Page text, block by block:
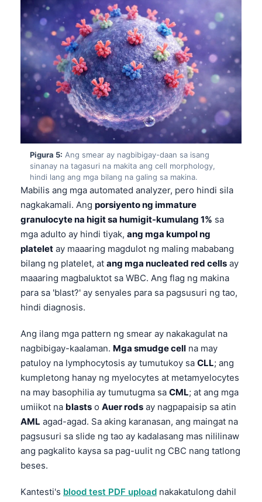
Pigura 5: Ang smear ay nagbibigay-daan sa isang
sinanay na tagasuri na makita ang cell morphology,
hindi lang ang mga bilang na galing sa makina.
Mabilis ang mga automated analyzer, pero hindi sila
nagkakamali. Ang porsiyento ng immature
granulocyte na higit sa humigit-kumulang 1% sa
mga adulto ay hindi tiyak, ang mga kumpol ng
platelet ay maaaring magdulot ng maling mababang
bilang ng platelet, at ang mga nucleated red cells ay
maaaring magbaluktot sa WBC. Ang flag ng makina
para sa 'blast?' ay senyales para sa pagsusuri ng tao,
hindi diagnosis.
Ang ilang mga pattern ng smear ay nakakagulat na
nagbibigay-kaalaman. Mga smudge cell na may
patuloy na lymphocytosis ay tumutukoy sa CLL; ang
kumpletong hanay ng myelocytes at metamyelocytes
na may basophilia ay tumutugma sa CML; at ang mga
umiikot na blasts o Auer rods ay nagpapaisip sa atin
AML agad-agad. Sa aking karanasan, ang maingat na
pagsusuri sa slide ng tao ay kadalasang mas nililinaw
ang pagkalito kaysa sa pag-uulit ng CBC nang tatlong
beses.
Kantesti's blood test PDF upload nakakatulong dahil
मराठी
తెలుగు
தமிழ்
ગુજરાતી
ಕನ್ನಡ
മലയാളം
Bahasa Melayu
Tiếng Việt
ไทย
ဗမာစာ
ភាសាខ្មែរ
Kiswahili
Українська
O‘zbekcha
Català
Қазақ тілі
Suomi
Hrvatski
Slovenčina
كوردی‎
پښتو
سنڌي
සිංහල
অসমীয়া
Galego